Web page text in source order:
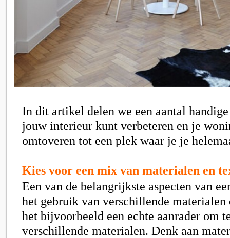
In dit artikel delen we een aantal
jouw interieur kunt verbeteren en je
omtoveren tot een plek waar je je
Kies voor een mix van materialen en
Een van de belangrijkste aspecten van
het gebruik van verschillende materialen
het bijvoorbeeld een echte aanrader om
verschillende materialen. Denk aan